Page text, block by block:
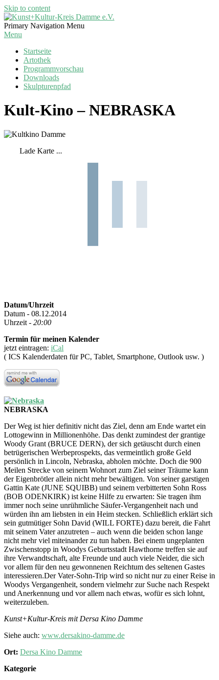
Skip to content
Kunst+Kultur-
Kreis
Primary Navigation Menu
Menu
Startseite
Artothek
Programmvorschau
Downloads
Skulpturenpfad
Kult-Kino – NEBRASKA
Lade Karte ...
Datum/Uhrzeit
Datum - 08.12.2014
Uhrzeit - 20:00
Termin für meinen Kalender
jetzt eintragen: iCal
( ICS Kalenderdaten für PC, Tablet, Smartphone, Outlook usw. )
NEBRASKA
Der Weg ist hier definitiv nicht das Ziel, denn am Ende wartet ein
Lottogewinn in Millionenhöhe. Das denkt zumindest der grantige
Woody Grant (BRUCE DERN), der sich getäuscht durch einen
betrügerischen Werbeprospekts, das vermeintlich große Geld
persönlich in Lincoln, Nebraska, abholen möchte. Doch die 900
Meilen Strecke von seinem Wohnort zum Ziel seiner Träume kann
der Eigenbrötler allein nicht mehr bewältigen. Von seiner garstigen
Gattin Kate (JUNE SQUIBB) und seinem verbitterten Sohn Ross
(BOB ODENKIRK) ist keine Hilfe zu erwarten: Sie tragen ihm
immer noch seine unrühmliche Säufer-Vergangenheit nach und
würden ihn am liebsten in ein Heim stecken. Schließlich erklärt sich
sein gutmütiger Sohn David (WILL FORTE) dazu bereit, die Fahrt
mit seinem Vater anzutreten – auch wenn die beiden schon lange
nicht mehr viel miteinander zu tun haben. Bei einem ungeplanten
Zwischenstopp in Woodys Geburtsstadt Hawthorne treffen sie auf
ihre Verwandtschaft, alte Freunde und auch viele Neider, die sich
vor allem für den neu gewonnenen Reichtum des seltenen Gastes
interessieren.Der Vater-Sohn-Trip wird so nicht nur zu einer Reise in
Woodys Vergangenheit, sondern vielmehr zur Suche nach Respekt
und Anerkennung und vor allem nach etwas, wofür es sich lohnt,
weiterzuleben.
Kunst+Kultur-Kreis mit Dersa Kino Damme
Siehe auch: www.dersakino-damme.de
Ort: Dersa Kino Damme
Kategorie